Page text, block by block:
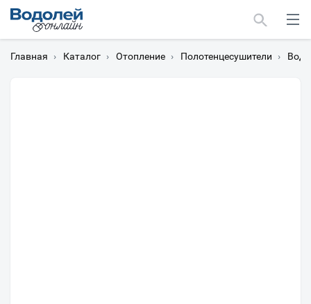
Главная › Каталог › Отопление › Полотенцесушители ›